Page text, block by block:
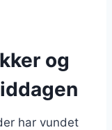
og
har vundet